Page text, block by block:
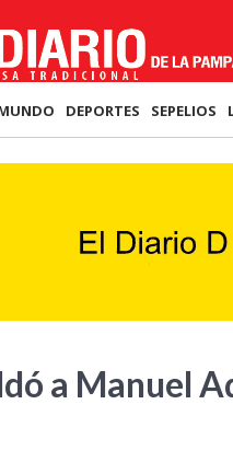
DEPORTES SEPELIOS
a Manuel